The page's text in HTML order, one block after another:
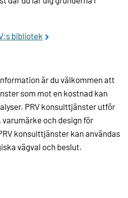
bibliotek
är du välkommen att
som mot en kostnad kan
PRV konsulttjänster utför
och design för
konsulttjänster kan användas
vägval och beslut.